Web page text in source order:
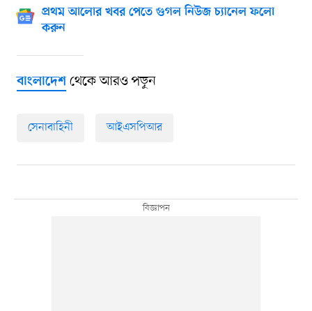
প্রথম আলোর খবর পেতে গুগল নিউজ চ্যানেল ফলো
করুন
বাংলাদেশথেকে আরও পড়ুন
সেনাবাহিনী আইএসপিআর